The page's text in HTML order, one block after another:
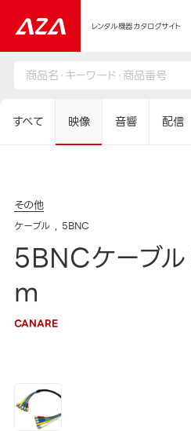
レンタル機器カタログサイト
すべて 映像 音響 配信
その他
ケーブル 5BNC
5BNCケーブ
m
CANARE